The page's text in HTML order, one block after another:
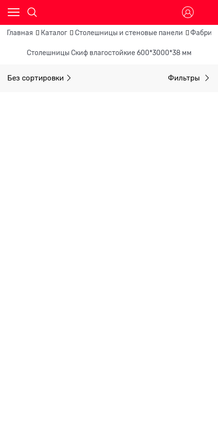
Главная Каталог Столешницы и стеновые панели
Столешницы Скиф влагостойкие 600*3000*38 мм
Без сортировки Фильтры